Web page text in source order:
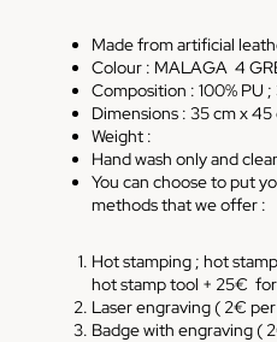
Made from artificial
Colour : MALAGA 4
Composition : 100% PU
Dimensions : 35 cm x 45
Weight :
Hand wash only and
You can choose to put
methods that we offer :
Hot stamping ; hot
hot stamp tool + 25€
Laser engraving ( 2€
Badge with engraving (